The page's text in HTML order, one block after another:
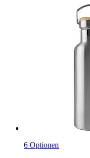
6 Optionen